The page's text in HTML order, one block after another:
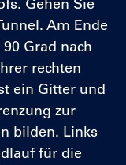
Gehen Sie
Am Ende
Grad nach
rechten
ein Gitter und
zur
bilden. Links
für die